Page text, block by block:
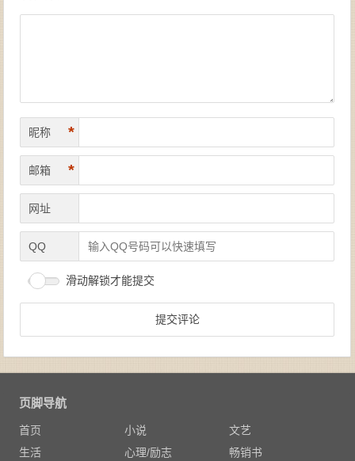
昵称 *
邮箱 *
网址
QQ
滑动解锁才能提交
页脚导航
首页 小说
文艺
生活
心理/励志 畅销书